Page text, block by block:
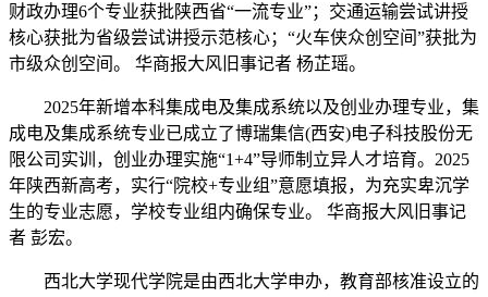
财政办理6个专业获批陕西省“一流专业”；交通运输尝试讲授
核心获批为省级尝试讲授示范核心；“火车侠众创空间”获批为
市级众创空间。 华商报大风旧事记者 杨芷瑶。
2025年新增本科集成电及集成系统以及创业办理专业，集
成电及集成系统专业已成立了博瑞集信(西安)电子科技股份无
限公司实训，创业办理实施“1+4”导师制立异人才培育。2025
年陕西新高考，实行“院校+专业组”意愿填报，为充实卑沉学
生的专业志愿，学校专业组内确保专业。 华商报大风旧事记
者 彭宏。
西北大学现代学院是由西北大学申办，教育部核准设立的